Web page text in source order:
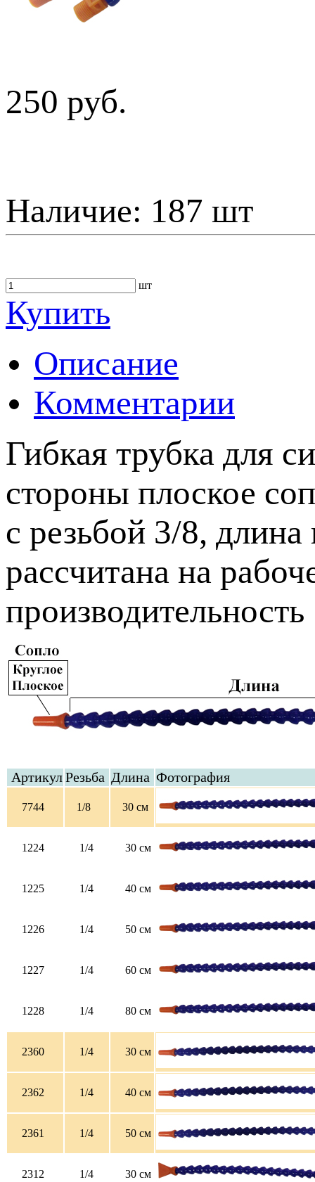
250 руб.
Наличие: 187 шт
шт
Купить
Описание
Комментарии
Гибкая трубка для
стороны плоское
с резьбой 3/8,
рассчитана на
АртикулРезьба Длина Фотография
7744 1/8 30 см
1224 1/4 30 см
1225 1/4 40 см
1226 1/4 50 см
1227 1/4 60 см
1228 1/4 80 см
2360 1/4 30 см
2362 1/4 40 см
2361 1/4 50 см
2312 1/4 30 см